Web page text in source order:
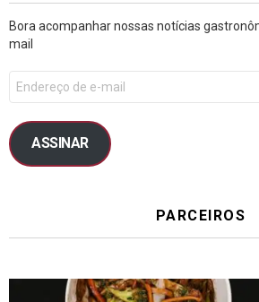
Bora acompanhar nossas notícias
mail
ASSINAR
PARCEIROS